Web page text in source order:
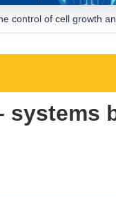
control of cell growth
systems